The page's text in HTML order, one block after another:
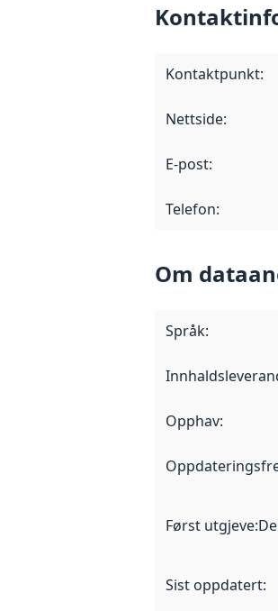
Kontaktpunkt:
Nettside:
E-post:
Telefon:
Om
Språk:
Opphav:
Først utgjeve:
Sist oppdatert: